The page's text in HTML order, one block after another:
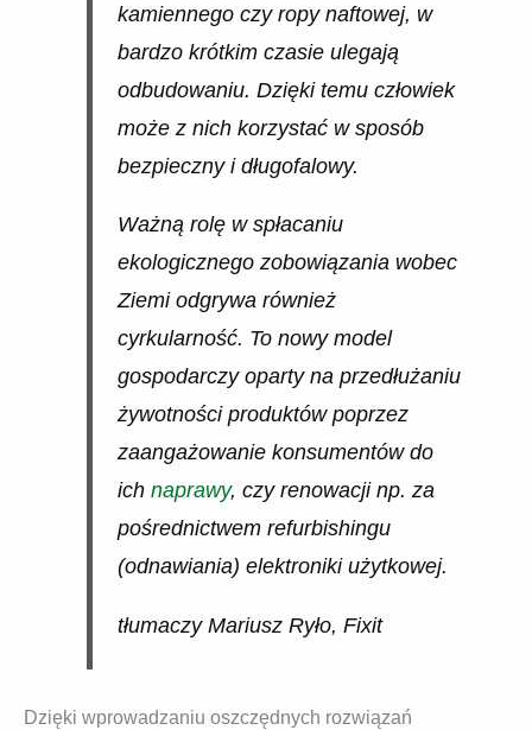
kamiennego czy ropy naftowej, w
bardzo krótkim czasie ulegają
odbudowaniu. Dzięki temu człowiek
może z nich korzystać w sposób
bezpieczny i długofalowy.
Ważną rolę w spłacaniu
ekologicznego zobowiązania wobec
Ziemi odgrywa również
cyrkularność. To nowy model
gospodarczy oparty na przedłużaniu
żywotności produktów poprzez
zaangażowanie konsumentów do
ich naprawy, czy renowacji np. za
pośrednictwem refurbishingu
(odnawiania) elektroniki użytkowej.
tłumaczy Mariusz Ryło, Fixit
Dzięki wprowadzaniu oszczędnych rozwiązań